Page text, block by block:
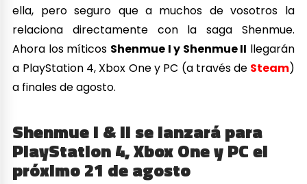
ella, pero seguro que a muchos de vosotros la
relaciona directamente con la saga Shenmue.
Ahora los míticos Shenmue I y Shenmue II llegarán
a PlayStation 4, Xbox One y PC (a través de Steam)
a finales de agosto.
Shenmue I & II se lanzará para
PlayStation 4, Xbox One y PC el
próximo 21 de agosto